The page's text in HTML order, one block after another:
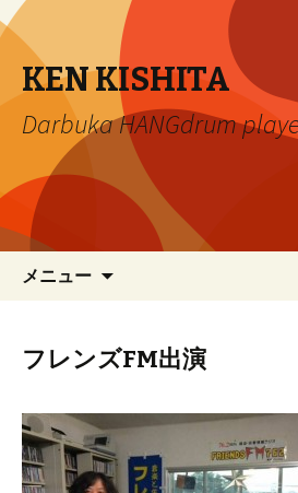
KEN KISHITA
Darbuka HANGdrum
メニュー
ン
ツ
動
フレンズFM出演